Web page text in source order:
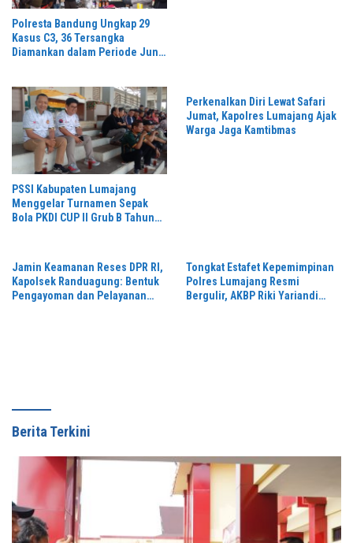
Polresta Bandung Ungkap 29
Kasus C3, 36 Tersangka
Diamankan dalam Periode Juni-
PSSI Kabupaten Lumajang
Menggelar Turnamen Sepak
Bola PKDI CUP II Grub B Tahun
Perkenalkan Diri Lewat Safari
Jumat, Kapolres Lumajang Ajak
Warga Jaga Kamtibmas
Jamin Keamanan Reses DPR RI,
Kapolsek Randuagung: Bentuk
Pengayoman dan Pelayanan
Tongkat Estafet Kepemimpinan
Polres Lumajang Resmi
Bergulir, AKBP Riki Yariandi
Berita Terkini